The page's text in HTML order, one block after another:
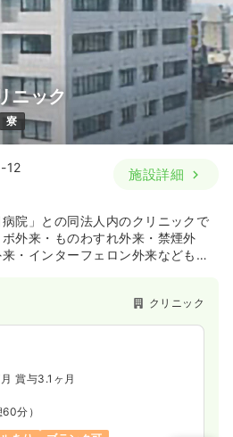
詳細を見る
り
第二新卒可
詳細を見る
詳細を見る
一時募集休止
験可 時給1,600円以上可
詳細を見る
60分）
日
ニック
寮
12
施設詳細
院」との同法人内のクリニックで
外来・ものわすれ外来・禁煙外
・インターフェロン外来なども行
クリニック
賞与3.1ヶ月
60分）